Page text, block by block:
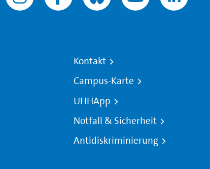
Kontakt
Campus-Karte
UHHApp
Notfall & Sicherheit
Antidiskriminierung